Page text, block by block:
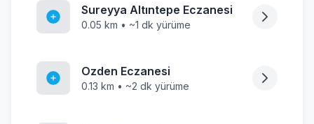
Sureyya Altıntepe Eczanesi
0.05 km • ~1 dk yürüme
Ozden Eczanesi
0.13 km • ~2 dk yürüme